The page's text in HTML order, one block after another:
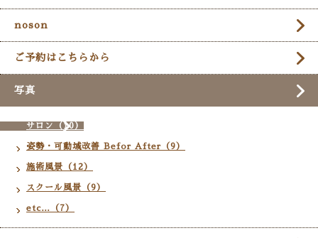
noson
ご予約はこちらから
写真
サロン（10）
姿勢・可動域改善 Befor After（9）
施術風景（12）
スクール風景（9）
etc…（7）